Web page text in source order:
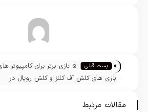
مازیار نجارزاده « پست قبلی
5 بازی برتر برای کامپیوتر های مک اپل
بازی های کلش آف کلنز و کلش رویال در
مقالات مرتبط